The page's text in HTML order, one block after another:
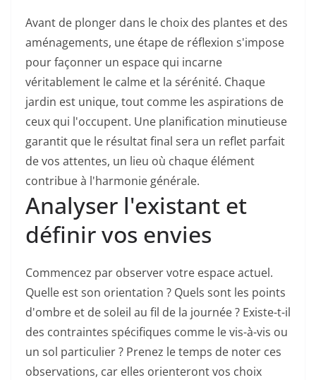
Avant de plonger dans le choix des plantes et des
aménagements, une étape de réflexion s'impose
pour façonner un espace qui incarne
véritablement le calme et la sérénité. Chaque
jardin est unique, tout comme les aspirations de
ceux qui l'occupent. Une planification minutieuse
garantit que le résultat final sera un reflet parfait
de vos attentes, un lieu où chaque élément
contribue à l'harmonie générale.
Analyser l'existant et
définir vos envies
Commencez par observer votre espace actuel.
Quelle est son orientation ? Quels sont les points
d'ombre et de soleil au fil de la journée ? Existe-t-il
des contraintes spécifiques comme le vis-à-vis ou
un sol particulier ? Prenez le temps de noter ces
observations, car elles orienteront vos choix